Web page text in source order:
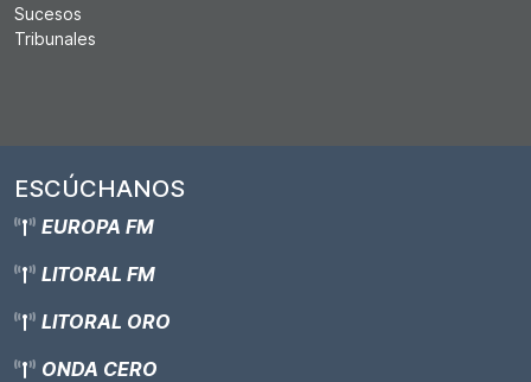
Sucesos
Tribunales
ESCÚCHANOS
EUROPA FM
LITORAL FM
LITORAL ORO
ONDA CERO